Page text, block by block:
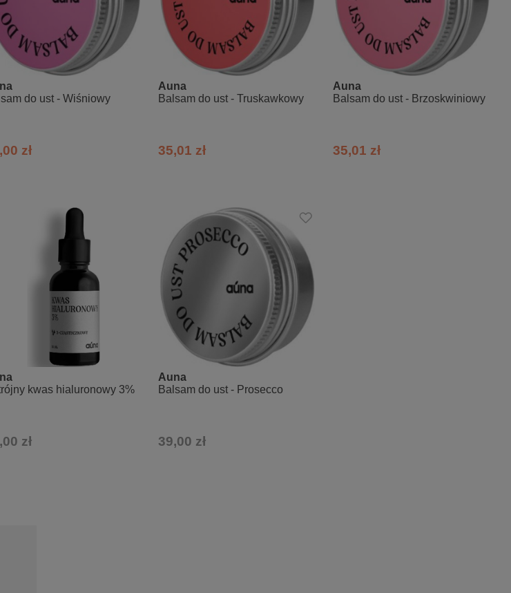
do ust - Wiśniowy
zł
Auna
Balsam do ust - Truskawkowy
35,01 zł
Auna
Balsam do ust - Brzoskwiniowy
35,01 zł
kwas hialuronowy 3%
zł
Auna
Balsam do ust - Prosecco
39,00 zł